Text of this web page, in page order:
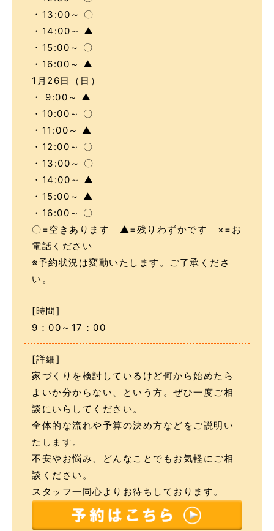
・13:00～ 〇
・14:00～ ▲
・15:00～ 〇
・16:00～ ▲
1月26日（日）
・ 9:00～ ▲
・10:00～ 〇
・11:00～ ▲
・12:00～ 〇
・13:00～ 〇
・14:00～ ▲
・15:00～ ▲
・16:00～ 〇
〇=空きあります ▲=残りわずかです ×=お
電話ください
※予約状況は変動いたします。ご了承くださ
い。
[時間]
9：00～17：00
[詳細]
家づくりを検討しているけど何から始めたら
よいか分からない、という方。ぜひ一度ご相
談にいらしてください。
全体的な流れや予算の決め方などをご説明い
たします。
不安やお悩み、どんなことでもお気軽にご相
談ください。
スタッフ一同心よりお待ちしております。